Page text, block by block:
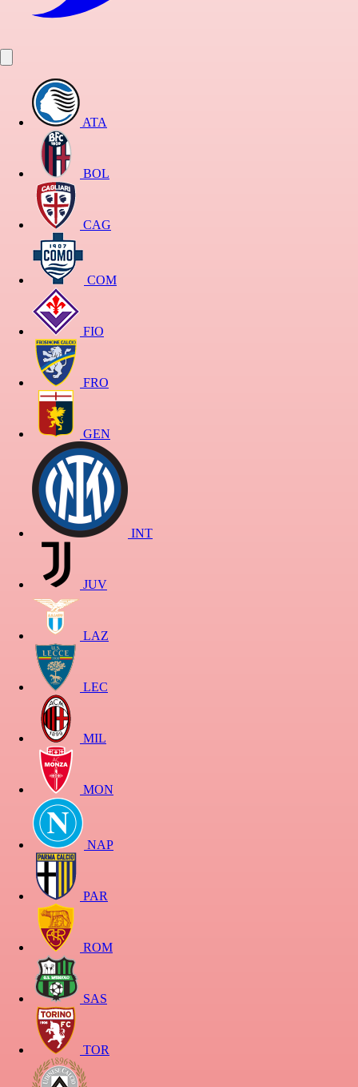
ATA
BOL
CAG
COM
FIO
FRO
GEN
INT
JUV
LAZ
LEC
MIL
MON
NAP
PAR
ROM
SAS
TOR